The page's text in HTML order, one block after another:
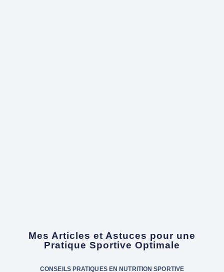
Mes Articles et Astuces pour une
Pratique Sportive Optimale
CONSEILS PRATIQUES EN NUTRITION SPORTIVE